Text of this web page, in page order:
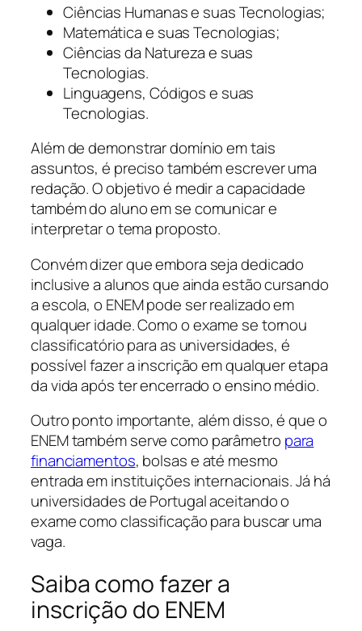
Ciências Humanas e suas Tecnologias;
Matemática e suas Tecnologias;
Ciências da Natureza e suas
Tecnologias.
Linguagens, Códigos e suas
Tecnologias.
Além de demonstrar domínio em tais
assuntos, é preciso também escrever uma
redação. O objetivo é medir a capacidade
também do aluno em se comunicar e
interpretar o tema proposto.
Convém dizer que embora seja dedicado
inclusive a alunos que ainda estão cursando
a escola, o ENEM pode ser realizado em
qualquer idade. Como o exame se tornou
classificatório para as universidades, é
possível fazer a inscrição em qualquer etapa
da vida após ter encerrado o ensino médio.
Outro ponto importante, além disso, é que o
ENEM também serve como parâmetro para
financiamentos, bolsas e até mesmo
entrada em instituições internacionais. Já há
universidades de Portugal aceitando o
exame como classificação para buscar uma
vaga.
Saiba como fazer a
inscrição do ENEM